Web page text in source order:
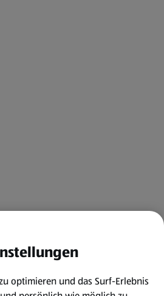
optimieren und das Surf-Erlebnis